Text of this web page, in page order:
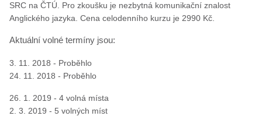
SRC na ČTÚ. Pro zkoušku je nezbytná komunikační znalost
Anglického jazyka. Cena celodenního kurzu je 2990 Kč.
Aktuální volné termíny jsou:
3. 11. 2018 - Proběhlo
24. 11. 2018 - Proběhlo
26. 1. 2019 - 4 volná místa
2. 3. 2019 - 5 volných míst